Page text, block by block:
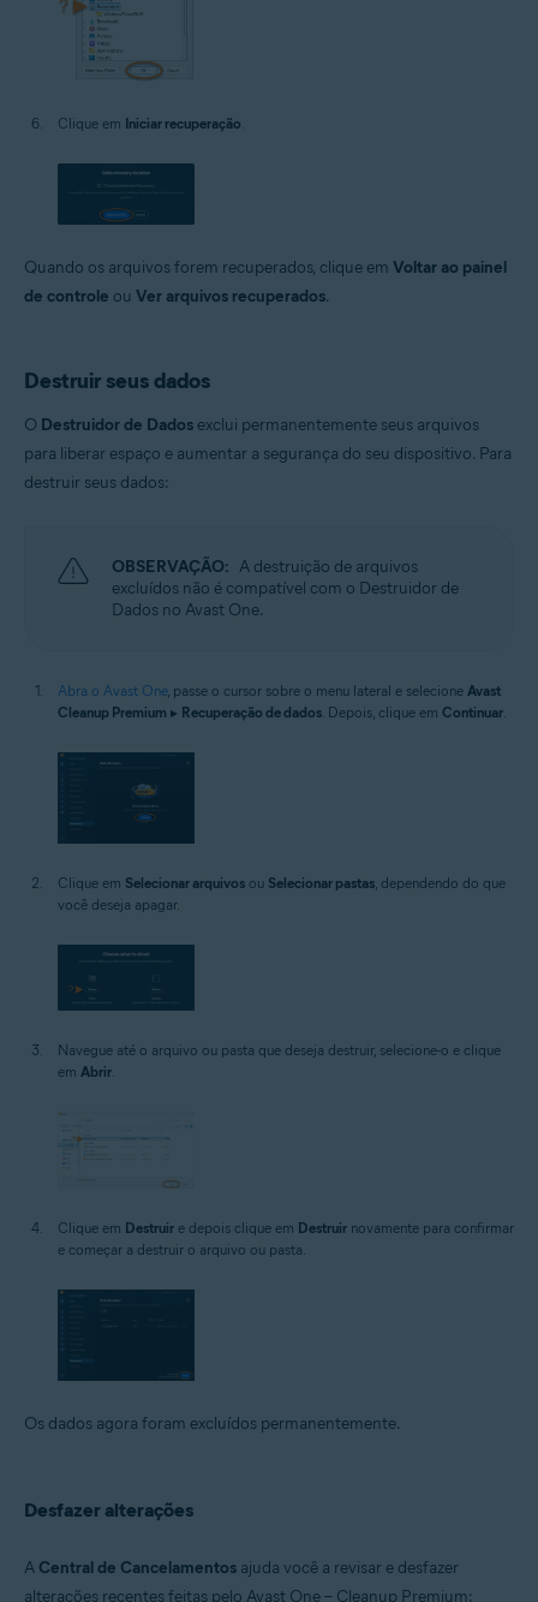
Clique em Iniciar recuperação
Quando os arquivos forem recuperados, clique em Voltar ao painel
de controle ou Ver arquivos recuperados.
Destruir seus dados
O Destruidor de Dados exclui permanentemente seus arquivos
para liberar espaço e aumentar a segurança do seu dispositivo. Para
destruir seus dados:
OBSERVAÇÃO: A destruição de arquivos
excluídos não é compatível com o Destruidor de
Dados no Avast One.
Abra o Avast One, passe o cursor sobre o menu lateral e selecione Avast
Cleanup Premium ▸ Recuperação de dados. Depois, clique em Continuar.
Clique em Selecionar arquivos ou Selecionar pastas, dependendo do que
você deseja apagar.
Navegue até o arquivo ou pasta que deseja destruir, selecione-o e clique
em Abrir.
Clique em Destruir e depois clique em Destruir novamente para confirmar
e começar a destruir o arquivo ou pasta.
Os dados agora foram excluídos permanentemente.
Desfazer alterações
A Central de Cancelamentos ajuda você a revisar e desfazer
alterações recentes feitas pelo Avast One – Cleanup Premium: